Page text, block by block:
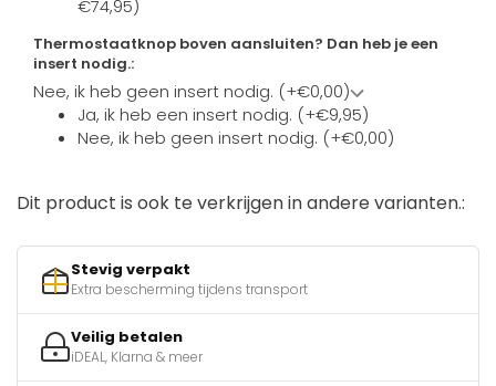
€74,95)
Thermostaatknop boven aansluiten? Dan heb je een
insert nodig.:
Nee, ik heb geen insert nodig. (+€0,00)
Ja, ik heb een insert nodig. (+€9,95)
Nee, ik heb geen insert nodig. (+€0,00)
Dit product is ook te verkrijgen in andere varianten.:
Stevig verpakt
Extra bescherming tijdens transport
Veilig betalen
iDEAL, Klarna & meer